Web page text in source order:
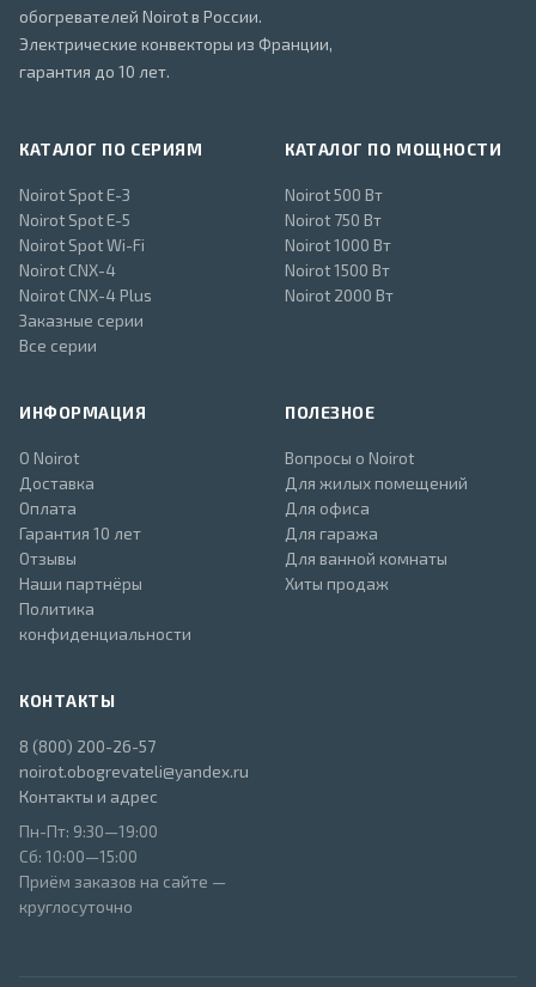
обогревателей Noirot в России.
Электрические конвекторы из Франции,
гарантия до 10 лет.
КАТАЛОГ ПО СЕРИЯМ
Noirot Spot E-3
Noirot Spot E-5
Noirot Spot Wi-Fi
Noirot CNX-4
Noirot CNX-4 Plus
Заказные серии
Все серии
КАТАЛОГ ПО МОЩНОСТИ
Noirot 500 Вт
Noirot 750 Вт
Noirot 1000 Вт
Noirot 1500 Вт
Noirot 2000 Вт
ИНФОРМАЦИЯ
О Noirot
Доставка
Оплата
Гарантия 10 лет
Отзывы
Наши партнёры
Политика
конфиденциальности
ПОЛЕЗНОЕ
Вопросы о Noirot
Для жилых помещений
Для офиса
Для гаража
Для ванной комнаты
Хиты продаж
КОНТАКТЫ
8 (800) 200-26-57
noirot.obogrevateli@yandex.ru
Контакты и адрес
Пн-Пт: 9:30—19:00
Сб: 10:00—15:00
Приём заказов на сайте —
круглосуточно